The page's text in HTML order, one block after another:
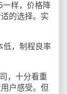
样，价格降
的选择。实
，制程良率
，十分看重
户感受。但